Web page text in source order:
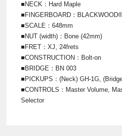
■NECK：Hard Maple
■FINGERBOARD：
■SCALE：648mm
■NUT (width)：Bone (42mm)
■FRET：XJ, 24frets
■CONSTRUCTION：Bolt-on
■BRIDGE：BN 003
■PICKUPS：(Neck) GH-1G,
■CONTROLS：Master Volume,
Selector